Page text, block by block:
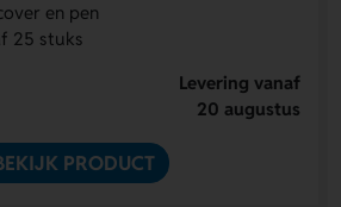
en pen
25 stuks
Levering vanaf
20 augustus
PRODUCT